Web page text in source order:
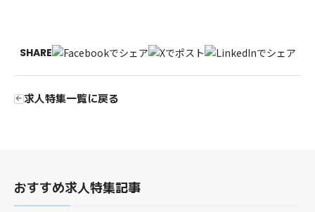
SHARE
求人特集一覧に戻る
おすすめ求人特集記事